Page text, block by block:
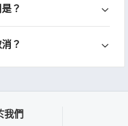
？
？
我們